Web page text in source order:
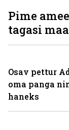
Pime
tagasi
Osav pettur
oma panga
haneks